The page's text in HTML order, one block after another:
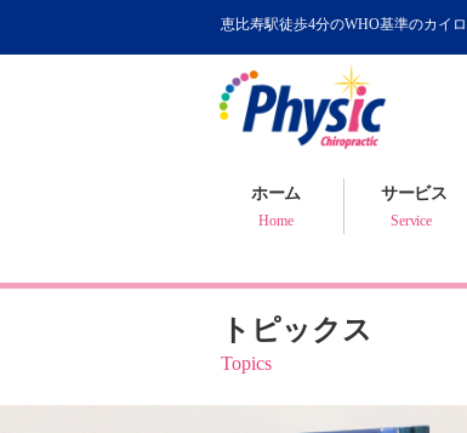
恵比寿駅徒歩4分のWHO基準のカイ
ホーム
Home
サービス
Service
カイロプラク
WHOが認め
健康判断・体
トピックス
Topics